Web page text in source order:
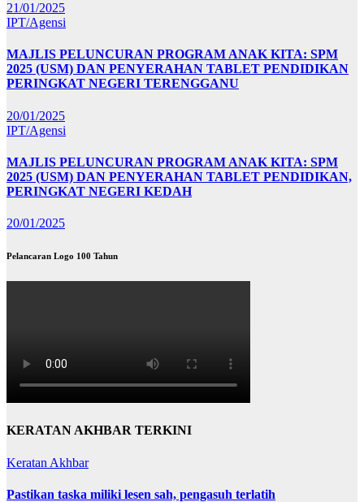
21/01/2025
IPT/Agensi
MAJLIS PELUNCURAN PROGRAM ANAK KITA: SPM
2025 (USM) DAN PENYERAHAN TABLET PENDIDIKAN
PERINGKAT NEGERI TERENGGANU
20/01/2025
IPT/Agensi
MAJLIS PELUNCURAN PROGRAM ANAK KITA: SPM
2025 (USM) DAN PENYERAHAN TABLET PENDIDIKAN,
PERINGKAT NEGERI KEDAH
20/01/2025
Pelancaran Logo 100 Tahun
KERATAN AKHBAR TERKINI
Keratan Akhbar
Pastikan taska miliki lesen sah, pengasuh terlatih